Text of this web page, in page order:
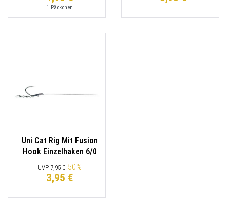
1 Päckchen
Uni Cat Rig Mit Fusion
Hook Einzelhaken 6/0
UVP 7,95 € 50%
3,95 €